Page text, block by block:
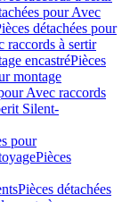
pour Avec
détachées pour
raccords à sertir
encastréPièces
montage
Avec raccords
Silent-
pour
Pièces
Pièces détachées